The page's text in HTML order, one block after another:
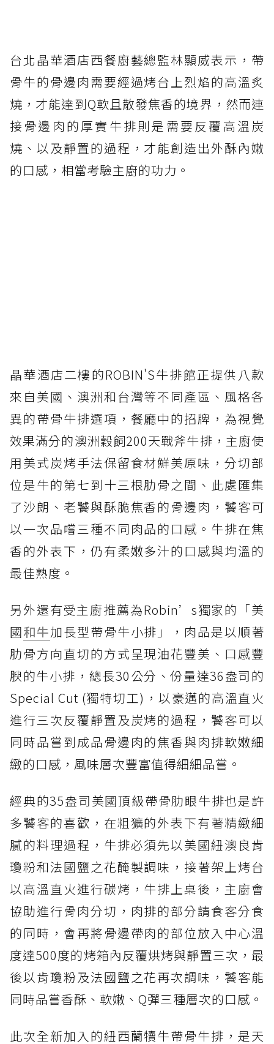
台北晶華酒店西餐廚藝總監林顯威表示，帶
骨牛的骨邊肉需要經過烤台上烈焰的高溫炙
燒，才能達到Q軟且散發焦香的境界，然而連
接骨邊肉的厚實牛排則是需要反覆高溫炭
燒、以及靜置的過程，才能創造出外酥內嫩
的口感，相當考驗主廚的功力。
晶華酒店二樓的ROBIN'S牛排館正提供八款
來自美國、澳洲和台灣等不同產區、風格各
異的帶骨牛排選項，餐廳中的招牌，為視覺
效果滿分的澳洲穀飼200天戰斧牛排，主廚使
用美式炭烤手法保留食材鮮美原味，分切部
位是牛的第七到十三根肋骨之間、此處匯集
了沙朗、老饕與酥脆焦香的骨邊肉，饕客可
以一次品嚐三種不同肉品的口感。牛排在焦
香的外表下，仍有柔嫩多汁的口感與均溫的
最佳熟度。
另外還有受主廚推薦為Robin’s獨家的「美
國和牛加長型帶骨牛小排」，肉品是以順著
肋骨方向直切的方式呈現油花豐美、口感豐
腴的牛小排，總長30公分、份量達36盎司的
Special Cut (獨特切工)，以豪邁的高溫直火
進行三次反覆靜置及炭烤的過程，饕客可以
同時品嘗到成品骨邊肉的焦香與肉排軟嫩細
緻的口感，風味層次豐富值得細細品嘗。
經典的35盎司美國頂級帶骨肋眼牛排也是許
多饕客的喜歡，在粗獷的外表下有著精緻細
膩的料理過程，牛排必須先以美國紐澳良肯
瓊粉和法國鹽之花醃製調味，接著架上烤台
以高溫直火進行碳烤，牛排上桌後，主廚會
協助進行骨肉分切，肉排的部分請食客分食
的同時，會再將骨邊帶肉的部位放入中心溫
度達500度的烤箱內反覆烘烤與靜置三次，最
後以肯瓊粉及法國鹽之花再次調味，饕客能
同時品嘗香酥、軟嫩、Q彈三種層次的口感。
此次全新加入的紐西蘭犢牛帶骨牛排，是天